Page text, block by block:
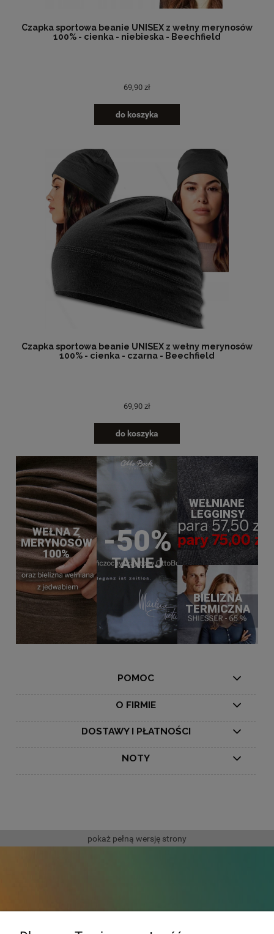
Czapka sportowa beanie UNISEX z wełny merynosów
100% - cienka - niebieska - Beechfield
69,90 zł
do koszyka
Czapka sportowa beanie UNISEX z wełny merynosów
100% - cienka - czarna - Beechfield
69,90 zł
do koszyka
WEŁNA Z
MERYNOSÓW
100%
-50%
TANIEJ
WEŁNIANE
LEGGINSY
BIELIZNA
TERMICZNA
POMOC
O FIRMIE
DOSTAWY I PŁATNOŚCI
NOTY
pokaż pełną wersję strony